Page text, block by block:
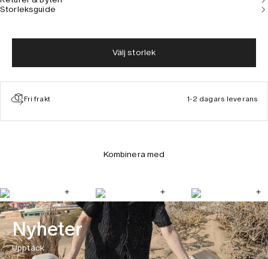
Storleksguide
Välj storlek
Fri frakt 1-2 dagars leverans
Kombinera med
Nyheter
Upptäck